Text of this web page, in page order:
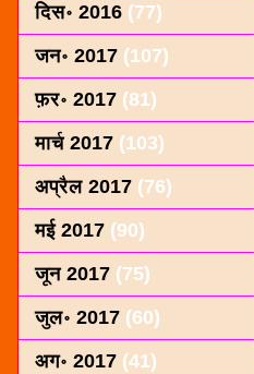
दिस॰ 2016 (77)
जन॰ 2017 (107)
फ़र॰ 2017 (81)
मार्च 2017 (103)
अप्रैल 2017 (76)
मई 2017 (90)
जून 2017 (75)
जुल॰ 2017 (60)
अग॰ 2017 (41)